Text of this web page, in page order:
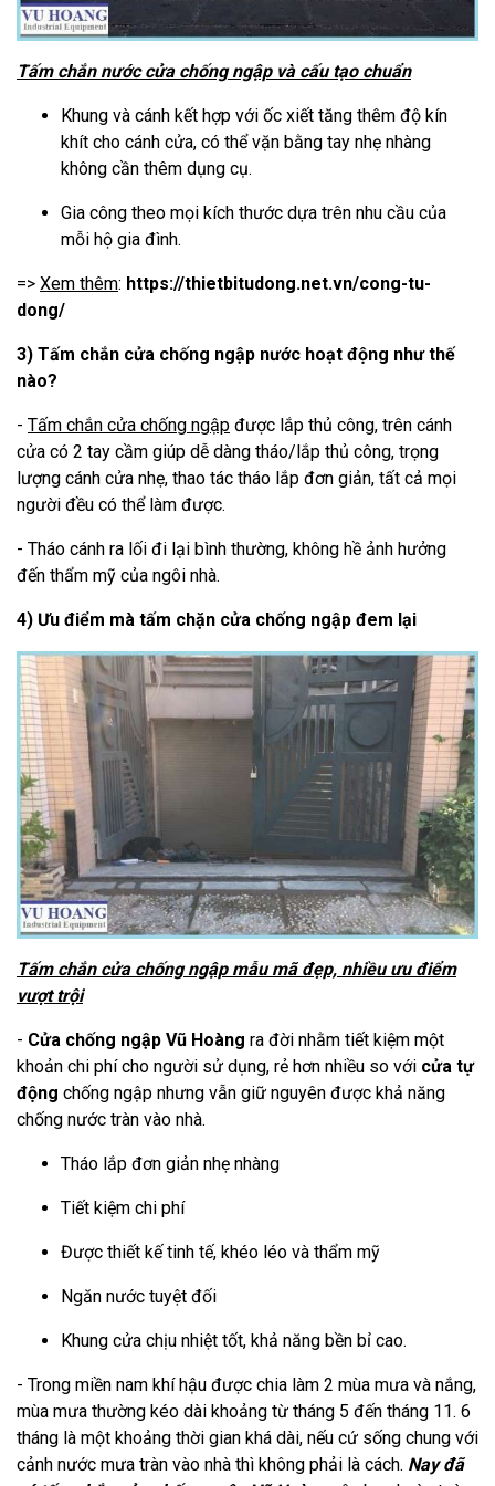
Tấm chắn nước cửa chống ngập và cấu tạo chuẩn
Khung và cánh kết hợp với ốc xiết tăng thêm độ kín
khít cho cánh cửa, có thể vặn bằng tay nhẹ nhàng
không cần thêm dụng cụ.
Gia công theo mọi kích thước dựa trên nhu cầu của
mỗi hộ gia đình.
=> Xem thêm: https://thietbitudong.net.vn/cong-tu-
dong/
3) Tấm chắn cửa chống ngập nước hoạt động như thế
nào?
- Tấm chắn cửa chống ngập được lắp thủ công, trên cánh
cửa có 2 tay cầm giúp dễ dàng tháo/lắp thủ công, trọng
lượng cánh cửa nhẹ, thao tác tháo lắp đơn giản, tất cả mọi
người đều có thể làm được.
- Tháo cánh ra lối đi lại bình thường, không hề ảnh hưởng
đến thẩm mỹ của ngôi nhà.
4) Ưu điểm mà tấm chặn cửa chống ngập đem lại
Tấm chắn cửa chống ngập mẫu mã đẹp, nhiều ưu điểm
vượt trội
- Cửa chống ngập Vũ Hoàng ra đời nhằm tiết kiệm một
khoản chi phí cho người sử dụng, rẻ hơn nhiều so với cửa tự
động chống ngập nhưng vẫn giữ nguyên được khả năng
chống nước tràn vào nhà.
Tháo lắp đơn giản nhẹ nhàng
Tiết kiệm chi phí
Được thiết kế tinh tế, khéo léo và thẩm mỹ
Ngăn nước tuyệt đối
Khung cửa chịu nhiệt tốt, khả năng bền bỉ cao.
- Trong miền nam khí hậu được chia làm 2 mùa mưa và nắng,
mùa mưa thường kéo dài khoảng từ tháng 5 đến tháng 11. 6
tháng là một khoảng thời gian khá dài, nếu cứ sống chung với
cảnh nước mưa tràn vào nhà thì không phải là cách. Nay đã